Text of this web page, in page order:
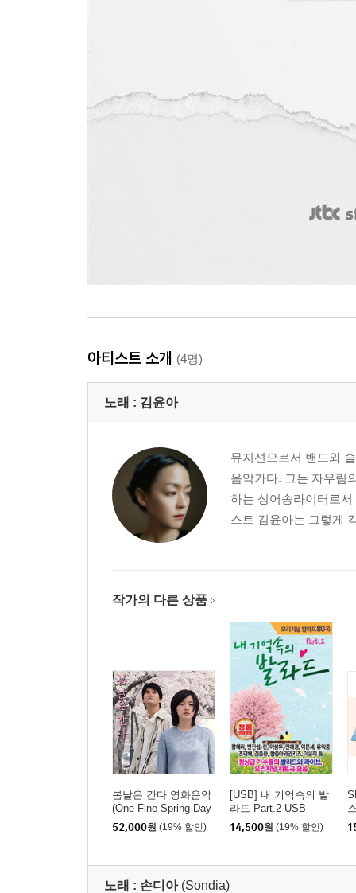
아티스트 소개 (4명)
노래 : 김윤아
뮤지션으로서 밴드와
음악가다. 그는 자우림
하는 싱어송라이터로
스트 김윤아는 그렇게
작가의 다른 상품
봄날은 간다 영화음악
(One Fine Spring Day
OST) [핑크 마블 컬러
LP]
52,000원 (19% 할인)
[USB] 내 기억속의 발
라드 Part.2 USB
14,500원 (19% 할인)
노래 : 손디아 (Sondia)